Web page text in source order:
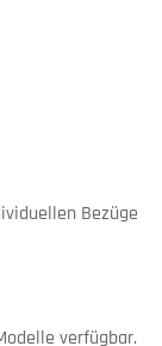
Bezüge
verfügbar.